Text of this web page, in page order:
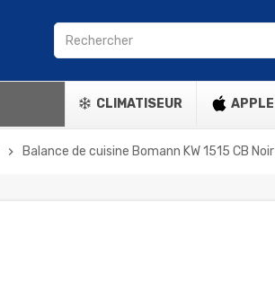
CLIMATISEUR APPLE
chevron_right Balance de cuisine Bomann KW 1515 CB Noir